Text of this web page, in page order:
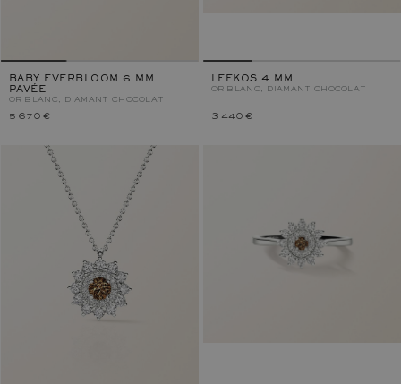
BABY EVERBLOOM 6 MM
PAVÉE
OR BLANC, DIAMANT CHOCOLAT
5 670 €
LEFKOS 4 MM
OR BLANC, DIAMANT CHOCOLAT
3 440 €